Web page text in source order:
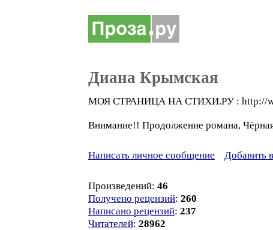
Диана Крымская
МОЯ СТРАНИЦА НА СТИХИ.РУ : http://
Внимание!! Продолжение романа,
Написать личное сообщение Добавить
Произведений: 46
Получено рецензий: 260
Написано рецензий: 237
Читателей: 28962